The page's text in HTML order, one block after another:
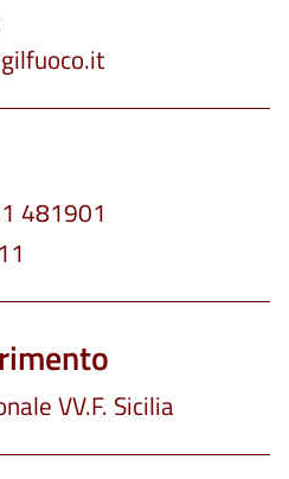
481901
VV.F. Sicilia